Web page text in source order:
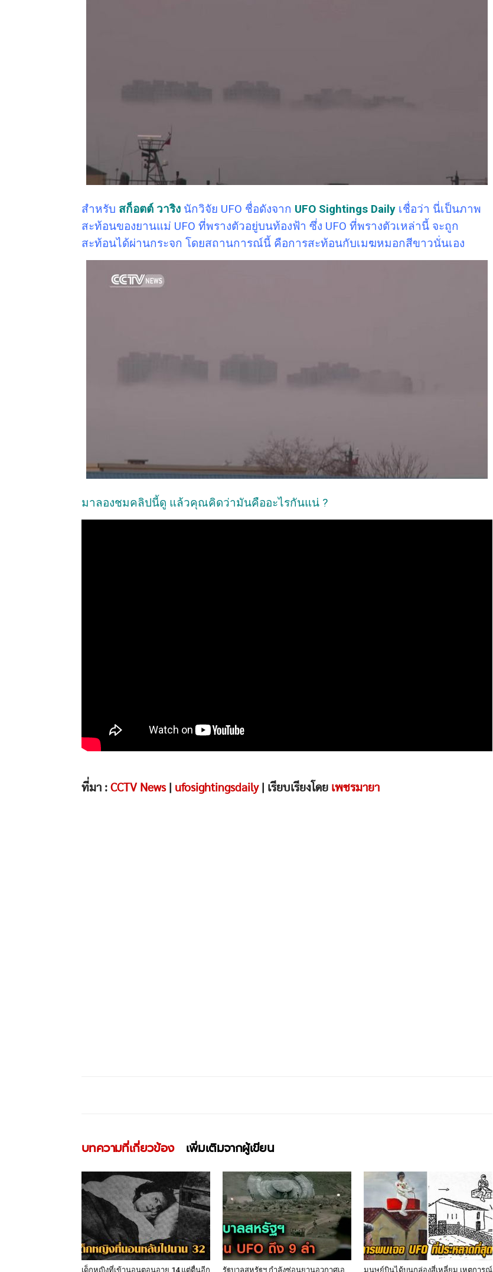
สำหรับ สก็อตต์ วาริง นักวิจัย UFO ชื่อดังจาก UFO Sightings Daily เชื่อว่า นี่เป็นภาพ
สะท้อนของยานแม่ UFO ที่พรางตัวอยู่บนท้องฟ้า ซึ่ง UFO ที่พรางตัวเหล่านี้ จะถูก
สะท้อนได้ผ่านกระจก โดยสถานการณ์นี้ คือการสะท้อนกับเมฆหมอกสีขาวนั่นเอง
มาลองชมคลิปนี้ดู แล้วคุณคิดว่ามันคืออะไรกันแน่ ?
ที่มา : CCTV News| ufosightingsdaily| เรียบเรียงโดย เพชรมายา
บทความที่เกี่ยวข้อง เพิ่มเติมจากผู้เขียน
เด็กหญิงที่เข้านอนตอนอายุ 14 แต่ตื่นอีก รัฐบาลสหรัฐฯ กำลังซ่อนยานอวกาศเอ มนุษย์บินได้บนกล่องสี่เหลี่ยม เหตุการณ์